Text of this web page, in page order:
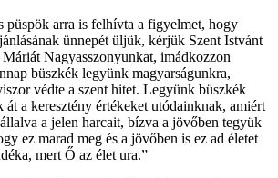
püspök arra is felhívta a figyelmet, hogy
ünnepét üljük, kérjük Szent Istvánt
Nagyasszonyunkat, imádkozzon
büszkék legyünk magyarságunkra,
védte a szent hitet. Legyünk büszkék
a keresztény értékeket utódainknak, amiért
a jelen harcait, bízva a jövőben tegyük
ez marad meg és a jövőben is ez ad életet
mert Ő az élet ura.”